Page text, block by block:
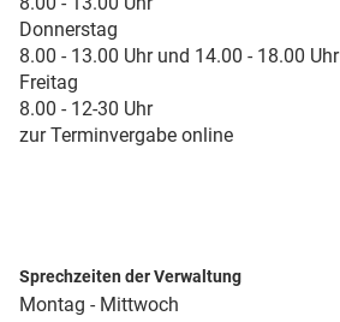
Donnerstag
8.00 - 13.00 Uhr und 14.00 - 18.00 Uhr
Freitag
8.00 - 12-30 Uhr
zur Terminvergabe online
Sprechzeiten der Verwaltung
Montag - Mittwoch